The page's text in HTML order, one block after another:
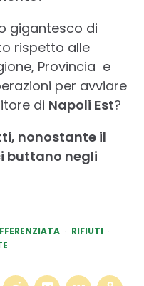
gigantesco di
rispetto alle
Provincia e
per avviare
di Napoli Est?
nonostante il
buttano negli
RIFIUTI